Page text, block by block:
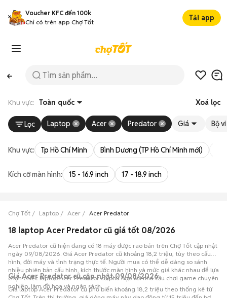
Voucher KFC đến 100k
Chỉ có trên app Chợ Tốt
Tải app
Khu vực: Toàn quốc Xoá lọc
Lọc Laptop Acer Predator Giá Bộ
Khu vực: Tp Hồ Chí Minh Bình Dương (TP Hồ Chí Minh mới)
Kích cỡ màn hình: 15 - 16.9 inch 17 - 18.9 inch
Chợ Tốt Laptop Acer Acer Predator
18 laptop Acer Predator cũ giá tốt 08/2026
Acer Predator cũ hiện đang có 18 máy được rao bán trên Chợ Tốt cập nhật
ngày 09/08/2026. Giá Acer Predator cũ khoảng 18,2 triệu, tùy theo cấu
hình, đời máy và tình trạng thực tế. Người mua có thể dễ dàng so sánh
nhiều phiên bản cấu hình, kích thước màn hình và mức giá khác nhau để lựa
chọn chiếc laptop Acer Predator cũ phù hợp với nhu cầu chơi game chuyên
nghiệp, làm đồ họa và ngân sách.
Giá Acer Predator cũ cập nhật 09/08/2026
Giá laptop Acer Predator cũ phổ biến khoảng 18,2 triệu theo thống kê từ